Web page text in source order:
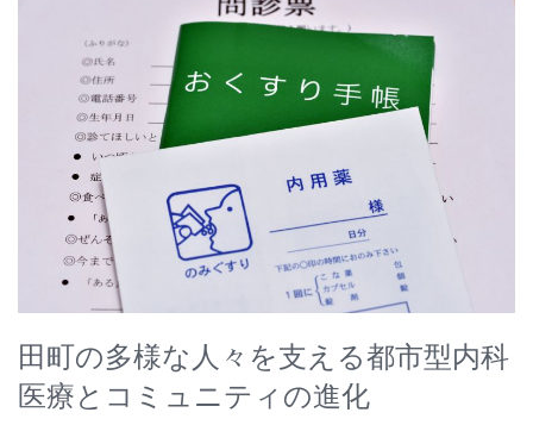
田町の多様な人々を支える都市型内科
医療とコミュニティの進化